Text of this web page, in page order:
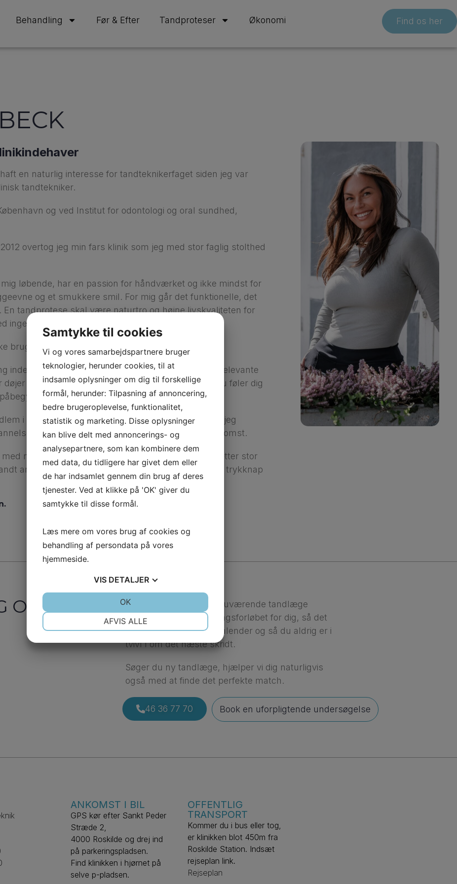
Behandling Før & Efter Tandproteser Økonomi Find os her
en naturlig interesse for tandteknikerfaget siden jeg var
tandtekniker.
og ved Institut for odontologi og oral sundhed,
overtog jeg min fars klinik som jeg med stor faglig stolthed
løbende, har en passion for håndværket og ikke mindst for
og et smukkere smil. For mig går det funktionelle, det
tandprotese skal være naturtro og højne livskvaliteten for
ingen alder.
brugskunst.
inden for åndedræts- og traumeterapi og benytter relevante
døjer med tandlægeskræk. Det er vigtigt for mig at du føler dig
en god behandling.
i Landsforeningen af Klinisk Tandteknikere, hvor jeg
kurser, uddannelsesudvikling samt overenskomst.
nyeste teknologi. Jeg forholder mig kritisk og sætter stor
andet specialiseret mig i naturtro, implantatbårne trykknap
I samarbejde med din nuværende tandlæge
planlægger vi behandlingsforløbet for dig, så det
passer bedst ind i din kalender og så du aldrig er i
tvivl l om det næste skridt.
Søger du ny tandlæge, hjælper vi dig naturligvis
også med at finde det perfekte match.
46 36 77 70 Book en uforpligtende undersøgelse
ANKOMST I BIL
GPS kør efter Sankt Peder
Stræde 2,
4000 Roskilde og drej ind
på parkeringspladsen.
Find klinikken i hjørnet på
selve p-pladsen.
OFFENTLIG
TRANSPORT
Kommer du i bus eller tog,
er klinikken blot 450m fra
Roskilde Station. Indsæt
rejseplan link.
Rejseplan
Samtykke til cookies
Vi og vores samarbejdspartnere bruger
teknologier, herunder cookies, til at
indsamle oplysninger om dig til forskellige
formål, herunder: Tilpasning af annoncering,
bedre brugeroplevelse, funktionalitet,
statistik og marketing. Disse oplysninger
kan blive delt med annoncerings- og
analysepartnere, som kan kombinere dem
med data, du tidligere har givet dem eller
de har indsamlet gennem din brug af deres
tjenester. Ved at klikke på 'OK' giver du
samtykke til disse formål.
Læs mere om vores brug af cookies og
behandling af persondata på vores
hjemmeside.
VIS DETALJER
AFVIS ALLE
OK